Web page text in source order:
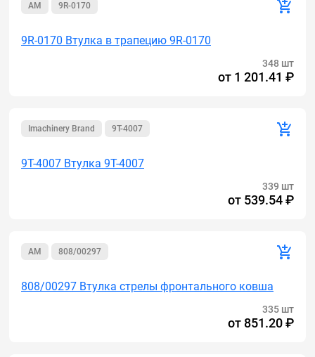
AM 9R-0170
9R-0170 Втулка в трапецию 9R-0170
348 шт
от 1 201.41 ₽
Imachinery Brand 9T-4007
9T-4007 Втулка 9T-4007
339 шт
от 539.54 ₽
AM 808/00297
808/00297 Втулка стрелы фронтального ковша
335 шт
от 851.20 ₽